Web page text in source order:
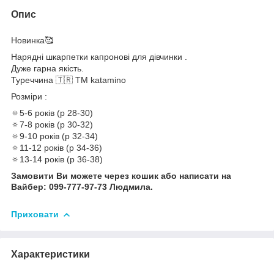
Опис
Новинка🥰
Нарядні шкарпетки капронові для дівчинки .
Дуже гарна якість.
Туреччина 🇹🇷 ТМ katamino
Розміри :
🔅5-6 років (р 28-30)
🔅7-8 років (р 30-32)
🔅9-10 років (р 32-34)
🔅11-12 років (р 34-36)
🔅13-14 років (р 36-38)
Замовити Ви можете через кошик або написати на
Вайбер: 099-777-97-73 Людмила.
Приховати
Характеристики